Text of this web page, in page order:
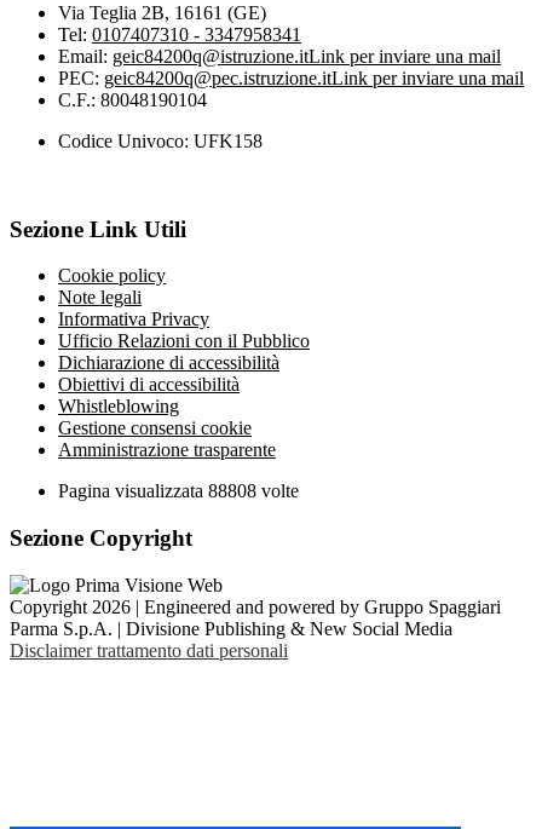
Via Teglia 2B, 16161 (GE)
Tel: 0107407310 - 3347958341
Email: geic84200q@istruzione.itLink per inviare una mail
PEC: geic84200q@pec.istruzione.itLink per inviare una mail
C.F.: 80048190104
Codice Univoco: UFK158
Sezione Link Utili
Cookie policy
Note legali
Informativa Privacy
Ufficio Relazioni con il Pubblico
Dichiarazione di accessibilità
Obiettivi di accessibilità
Whistleblowing
Gestione consensi cookie
Amministrazione trasparente
Pagina visualizzata 88808 volte
Sezione Copyright
Copyright 2026 | Engineered and powered by Gruppo Spaggiari
Parma S.p.A. | Divisione Publishing & New Social Media
Disclaimer trattamento dati personali